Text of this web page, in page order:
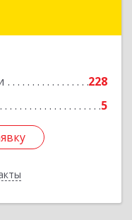
228
5
Архангельск г,
Подробнее